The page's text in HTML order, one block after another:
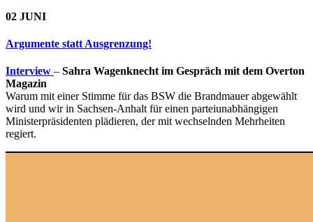
02 JUNI
Argumente statt Ausgrenzung!
Interview – Sahra Wagenknecht im Gespräch mit dem Overton
Magazin
Warum mit einer Stimme für das BSW die Brandmauer abgewählt
wird und wir in Sachsen-Anhalt für einen parteiunabhängigen
Ministerpräsidenten plädieren, der mit wechselnden Mehrheiten
regiert.